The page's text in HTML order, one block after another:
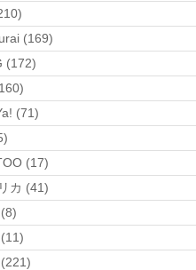
(169)
(172)
(71)
(17)
カ (41)